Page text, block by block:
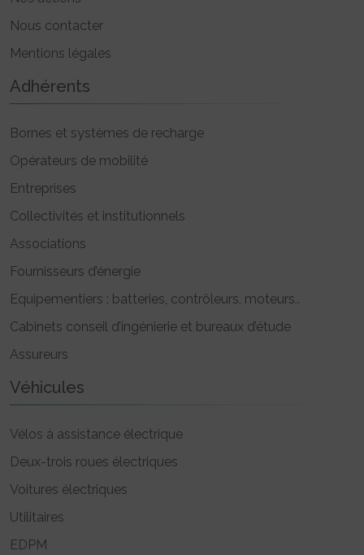
Nous contacter
Mentions légales
Adhérents
Bornes et systèmes de recharge
Opérateurs de mobilité
Entreprises
Collectivités et institutionnels
Associations
Fournisseurs d’énergie
Equipementiers : batteries, contrôleurs, moteurs..
Cabinets conseil d’ingénierie et bureaux d’étude
Assureurs
Véhicules
Vélos à assistance électrique
Deux-trois roues électriques
Voitures électriques
Utilitaires
EDPM